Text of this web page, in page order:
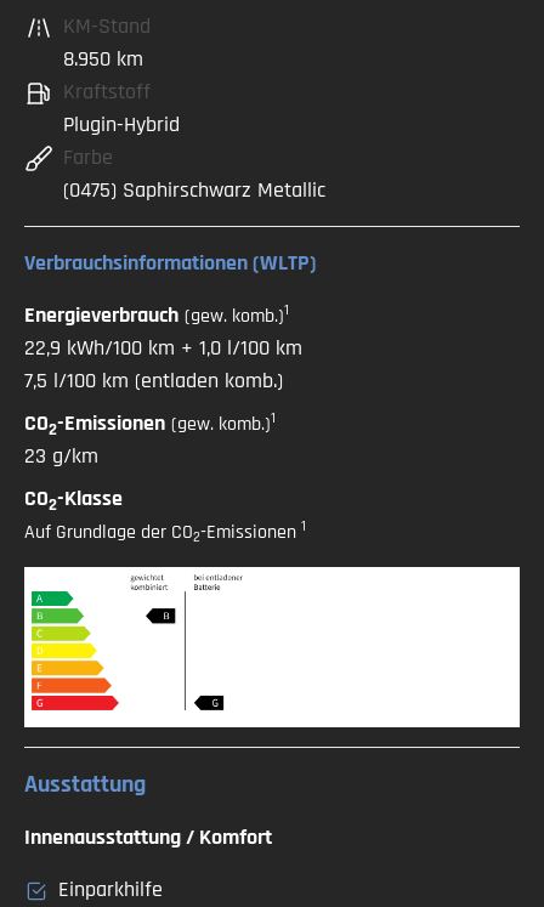
KM-Stand
8.950 km
Kraftstoff
Plugin-Hybrid
Farbe
(0475) Saphirschwarz Metallic
Verbrauchsinformationen (WLTP)
Energieverbrauch (gew. komb.)1
22,9 kWh/100 km + 1,0 l/100 km
7,5 l/100 km (entladen komb.)
CO2-Emissionen (gew. komb.)1
23 g/km
CO2-Klasse
Auf Grundlage der CO2-Emissionen 1
Ausstattung
Innenausstattung / Komfort
Einparkhilfe